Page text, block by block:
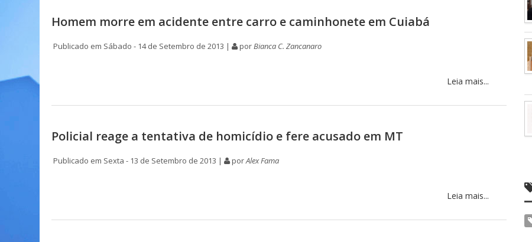
Homem morre em acidente entre carro e caminhonete em Cuiabá
Publicado em Sábado - 14 de Setembro de 2013 | porBianca C. Zancanaro
Leia mais...
Policial reage a tentativa de homicídio e fere acusado em MT
Publicado em Sexta - 13 de Setembro de 2013 | porAlex Fama
Leia mais...